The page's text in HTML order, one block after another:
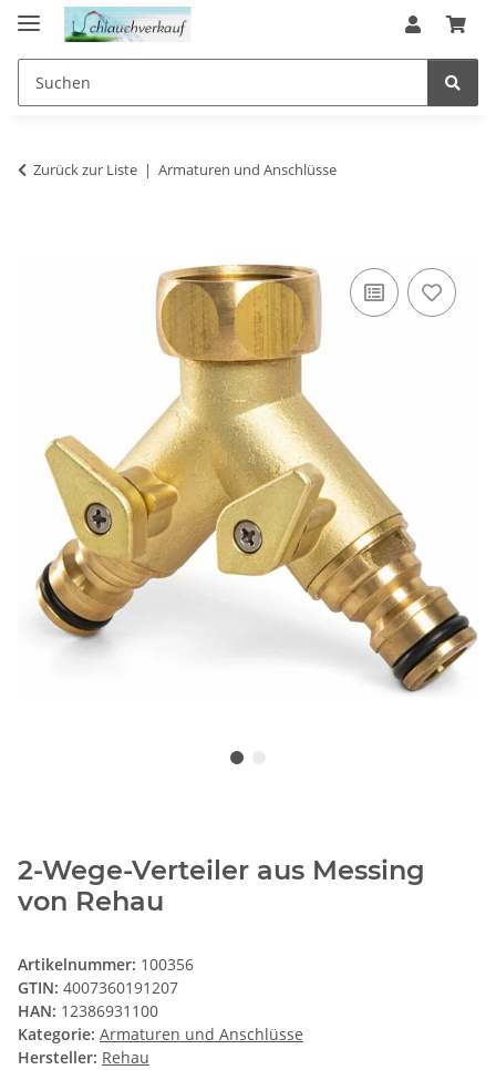
Zurück zur Liste Armaturen und Anschlüsse
2-Wege-Verteiler aus Messing
von Rehau
Artikelnummer: 100356
GTIN: 4007360191207
HAN: 12386931100
Kategorie: Armaturen und Anschlüsse
Hersteller: Rehau